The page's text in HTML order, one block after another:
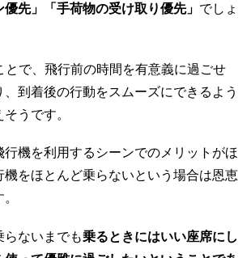
先」「手荷物の受け取り優先」 でしょ
とで、飛行前の時間を有意義に過ごせ
、到着後の行動をスムーズにできるよう
うです。
行機を利用するシーンでのメリットがほ
機をほとんど乗らないという場合は恩恵
らないまでも乗るときにはいい座席にし